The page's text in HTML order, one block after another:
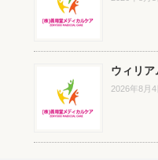
ウィリア
2026年8月4